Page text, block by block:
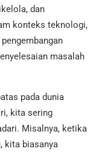
dan
konteks teknologi,
masalah
pada dunia
kita sering
Misalnya, ketika
kita biasanya